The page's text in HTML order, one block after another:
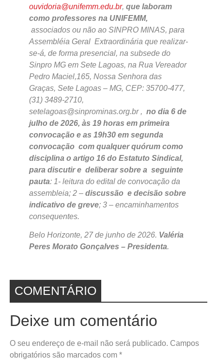
ouvidoria@unifemm.edu.br, que laboram
como professores na UNIFEMM,
associados ou não ao SINPRO MINAS, para
Assembléia Geral Extraordinária que realizar-
se-á, de forma presencial, na subsede do
Sinpro MG em Sete Lagoas, na Rua Vereador
Pedro Maciel,165, Nossa Senhora das
Graças, Sete Lagoas – MG, CEP: 35700-477,
(31) 3489-2710,
setelagoas@sinprominas.org.br , no dia 6 de
julho de 2026, às 19 horas em primeira
convocação e as 19h30 em segunda
convocação com qualquer quórum como
disciplina o artigo 16 do Estatuto Sindical,
para discutir e deliberar sobre a seguinte
pauta: 1- leitura do edital de convocação da
assembleia; 2 – discussão e decisão sobre
indicativo de greve; 3 – encaminhamentos
consequentes.
Belo Horizonte, 27 de junho de 2026. Valéria
Peres Morato Gonçalves – Presidenta.
COMENTÁRIO
Deixe um comentário
O seu endereço de e-mail não será publicado. Campos
obrigatórios são marcados com *